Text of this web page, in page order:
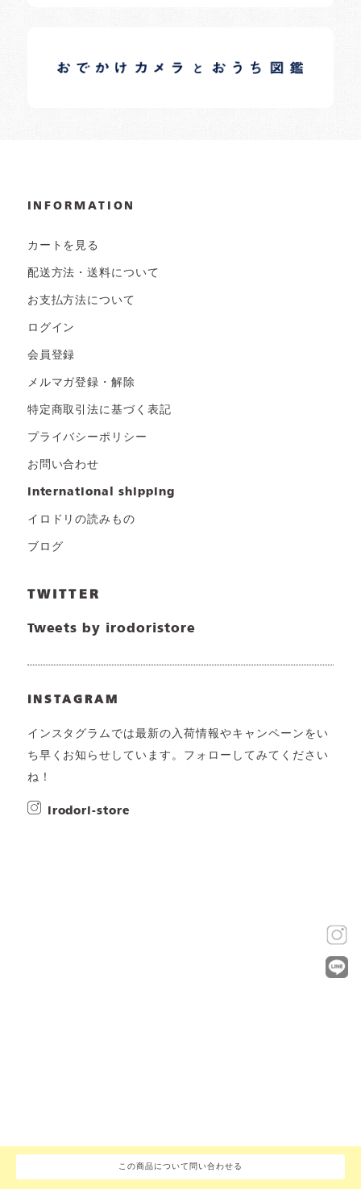
この商品について問い合わせる
日常の様子など随時更新中です。
INFORMATION
カートを見る
配送方法・送料について
お支払方法について
ログイン
会員登録
メルマガ登録・解除
特定商取引法に基づく表記
プライバシーポリシー
お問い合わせ
international shipping
イロドリの読みもの
ブログ
TWITTER
Tweets by irodoristore
INSTAGRAM
インスタグラムでは最新の入荷情報やキャンペーンをい
ち早くお知らせしています。フォローしてみてください
ね！
irodori-store